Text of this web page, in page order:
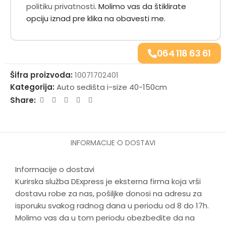
vađenje deteta iz sedišta.
Detaljan opis
Sigurnosne karakteristike
Lorelli Phoenix i-Size auto sedište je projektovano sa
fokusom na maksimalnu sigurnost vašeg deteta,
uključujući napredne sisteme zaštite:
SPS (Side Protection System):
Sigurnosni pojasevi sa 5 tačaka vezivanja:
udobnost. Pojasevi su podesivi po visini kako vaše dete
raste.
Zvučni alarm i indikacija u boji:Upozoravaju roditelje kada
je kopča sigurnosnog pojasa otkopčana, osiguravajući da je
dete uvek pravilno vezano.
politiku privatnosti. Molimo vas da štiklirate
opciju iznad pre klika na obavesti me.
064 118 63 61
Šifra proizvoda: 10071702401
Kategorija: Auto sedišta i-size 40-150cm
Share:
INFORMACIJE O DOSTAVI
Informacije o dostavi
Kurirska služba DExpress je eksterna firma koja vrši
dostavu robe za nas, pošiljke donosi na adresu za
isporuku svakog radnog dana u periodu od 8 do 17h.
Molimo vas da u tom periodu obezbedite da na